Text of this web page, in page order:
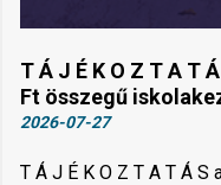
T Á J É K O Z T A T
Ft összegű
2026-07-27
T Á J É K O Z T A T Á